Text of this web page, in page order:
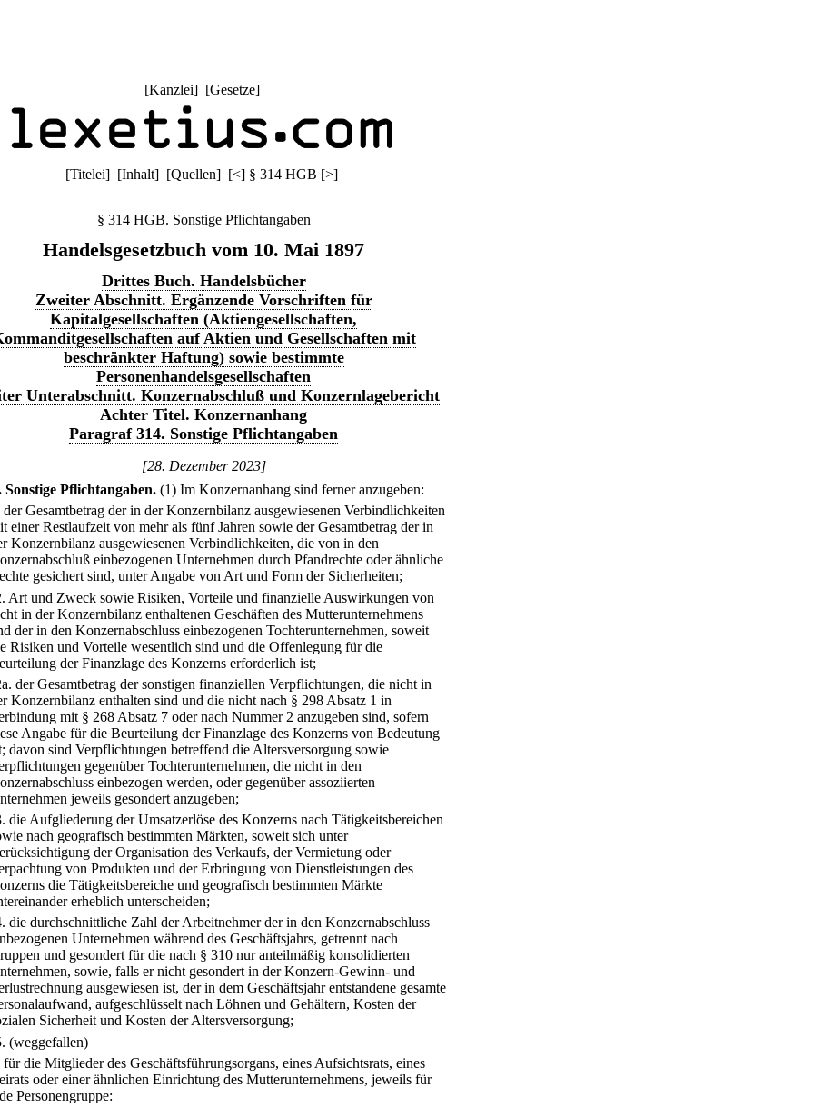
[Kanzlei] [Gesetze]
[Titelei] [Inhalt] [Quellen] [<] § 314 HGB [>]
§ 314 HGB. Sonstige Pflichtangaben
Handelsgesetzbuch vom 10. Mai 1897
Drittes Buch. Handelsbücher
Zweiter Abschnitt. Ergänzende Vorschriften für
Kapitalgesellschaften (Aktiengesellschaften,
auf Aktien und Gesellschaften mit
beschränkter Haftung) sowie bestimmte
Personenhandelsgesellschaften
Unterabschnitt. Konzernabschluß und Konzernlagebericht
Achter Titel. Konzernanhang
Paragraf 314. Sonstige Pflichtangaben
[28. Dezember 2023]
Sonstige Pflichtangaben. (1) Im Konzernanhang sind ferner anzugeben:
der Gesamtbetrag der in der Konzernbilanz ausgewiesenen Verbindlichkeiten
einer Restlaufzeit von mehr als fünf Jahren sowie der Gesamtbetrag der in
Konzernbilanz ausgewiesenen Verbindlichkeiten, die von in den
einbezogenen Unternehmen durch Pfandrechte oder ähnliche
gesichert sind, unter Angabe von Art und Form der Sicherheiten;
Art und Zweck sowie Risiken, Vorteile und finanzielle Auswirkungen von
in der Konzernbilanz enthaltenen Geschäften des Mutterunternehmens
der in den Konzernabschluss einbezogenen Tochterunternehmen, soweit
Risiken und Vorteile wesentlich sind und die Offenlegung für die
der Finanzlage des Konzerns erforderlich ist;
der Gesamtbetrag der sonstigen finanziellen Verpflichtungen, die nicht in
Konzernbilanz enthalten sind und die nicht nach § 298 Absatz 1 in
mit § 268 Absatz 7 oder nach Nummer 2 anzugeben sind, sofern
Angabe für die Beurteilung der Finanzlage des Konzerns von Bedeutung
davon sind Verpflichtungen betreffend die Altersversorgung sowie
gegenüber Tochterunternehmen, die nicht in den
einbezogen werden, oder gegenüber assoziierten
jeweils gesondert anzugeben;
die Aufgliederung der Umsatzerlöse des Konzerns nach Tätigkeitsbereichen
nach geografisch bestimmten Märkten, soweit sich unter
der Organisation des Verkaufs, der Vermietung oder
von Produkten und der Erbringung von Dienstleistungen des
die Tätigkeitsbereiche und geografisch bestimmten Märkte
erheblich unterscheiden;
die durchschnittliche Zahl der Arbeitnehmer der in den Konzernabschluss
Unternehmen während des Geschäftsjahrs, getrennt nach
und gesondert für die nach § 310 nur anteilmäßig konsolidierten
sowie, falls er nicht gesondert in der Konzern-Gewinn- und
ausgewiesen ist, der in dem Geschäftsjahr entstandene gesamte
aufgeschlüsselt nach Löhnen und Gehältern, Kosten der
Sicherheit und Kosten der Altersversorgung;
(weggefallen)
für die Mitglieder des Geschäftsführungsorgans, eines Aufsichtsrats, eines
oder einer ähnlichen Einrichtung des Mutterunternehmens, jeweils für
Personengruppe: